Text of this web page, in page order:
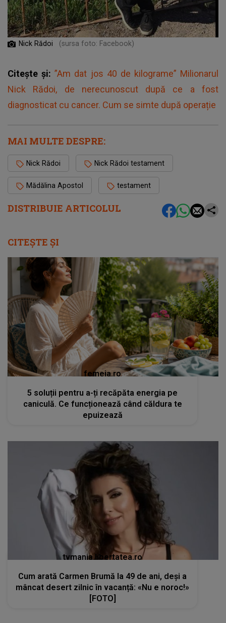
DISTRIBUIE ARTICOLUL
Nick Rădoi (sursa foto: Facebook)
Citește și:”Am dat jos 40 de kilograme” Milionarul
Nick Rădoi, de nerecunoscut după ce a fost
diagnosticat cu cancer. Cum se simte după operație
MAI MULTE DESPRE:
Nick Rădoi Nick Rădoi testament
Mădălina Apostol testament
CITEȘTE ȘI
femeia.ro
5 soluții pentru a-ți recăpăta energia pe
caniculă. Ce funcționează când căldura te
epuizează
tvmania.libertatea.ro
Cum arată Carmen Brumă la 49 de ani, deși a
mâncat desert zilnic în vacanță: «Nu e noroc!»
[FOTO]